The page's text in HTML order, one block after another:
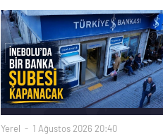
Yerel 1 Ağustos 2026 20:40